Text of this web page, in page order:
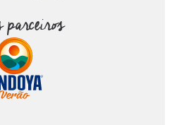
parceiros